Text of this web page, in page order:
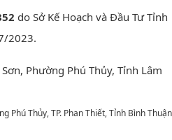
do Sở Kế Hoạch và Đầu Tư Tỉnh
2023.
Phường Phú Thủy, Tỉnh Lâm
Phú Thủy, TP. Phan Thiết, Tỉnh Bình